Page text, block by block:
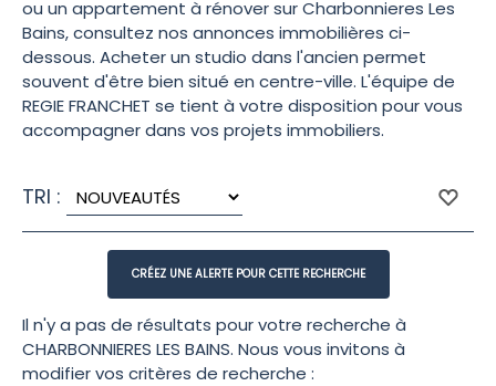
ou un appartement à rénover sur Charbonnieres Les
Bains, consultez nos annonces immobilières ci-
dessous. Acheter un studio dans l'ancien permet
souvent d'être bien situé en centre-ville. L'équipe de
REGIE FRANCHET se tient à votre disposition pour vous
accompagner dans vos projets immobiliers.
TRI :
Il n'y a pas de résultats pour votre recherche à
CHARBONNIERES LES BAINS. Nous vous invitons à
modifier vos critères de recherche :